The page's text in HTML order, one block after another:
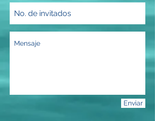
Enviar